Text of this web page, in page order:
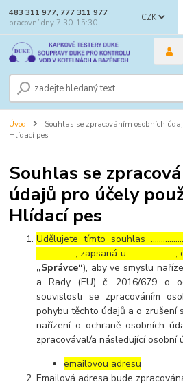
CZK
483 311 977, 777 311 977
pracovní dny 7:30-15:30
Úvod
Souhlas se zpracováním osobních
Hlídací pes
Souhlas se
údajů pro účely
Hlídací pes
Udělujete tímto souhlas
………………., zapsaná u ………………… ,
„Správce“), aby ve smyslu
a Rady (EU) č. 2016/679 o
souvislosti se zpracováním
pohybu těchto údajů a o zrušení
nařízení o ochraně osobních
zpracovával/a následující osobní
emailovou adresu
Emailová adresa bude